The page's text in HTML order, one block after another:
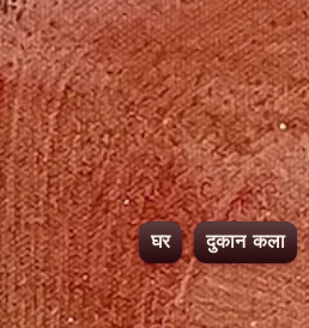
घर दुकान कला